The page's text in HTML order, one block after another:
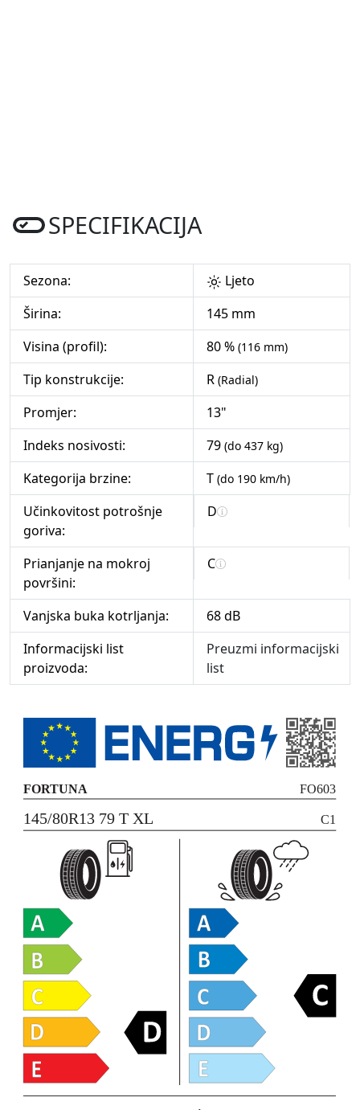
SPECIFIKACIJA
Sezona:
Ljeto
Širina:
145 mm
Visina (profil):
80 % (116 mm)
Tip konstrukcije: R (Radial)
Promjer:
13"
Indeks nosivosti:
79 (do 437 kg)
Kategorija brzine: T (do 190 km/h)
Učinkovitost potrošnje
goriva:
D
Prianjanje na mokroj
površini:
C
Vanjska buka kotrljanja:
68 dB
Informacijski list
proizvoda:
Preuzmi informacijski
list